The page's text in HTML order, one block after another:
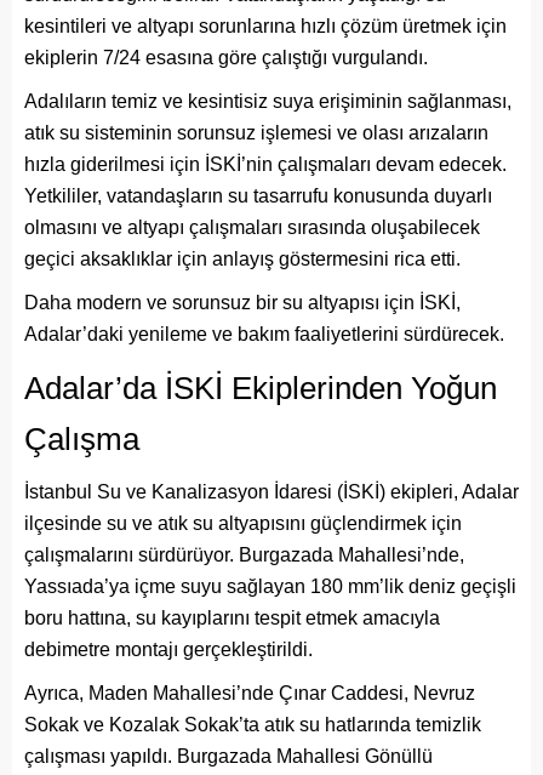
kesintileri ve altyapı sorunlarına hızlı çözüm üretmek için
ekiplerin 7/24 esasına göre çalıştığı vurgulandı.
Adalıların temiz ve kesintisiz suya erişiminin sağlanması,
atık su sisteminin sorunsuz işlemesi ve olası arızaların
hızla giderilmesi için İSKİ’nin çalışmaları devam edecek.
Yetkililer, vatandaşların su tasarrufu konusunda duyarlı
olmasını ve altyapı çalışmaları sırasında oluşabilecek
geçici aksaklıklar için anlayış göstermesini rica etti.
Daha modern ve sorunsuz bir su altyapısı için İSKİ,
Adalar’daki yenileme ve bakım faaliyetlerini sürdürecek.
Adalar’da İSKİ Ekiplerinden Yoğun
Çalışma
İstanbul Su ve Kanalizasyon İdaresi (İSKİ) ekipleri, Adalar
ilçesinde su ve atık su altyapısını güçlendirmek için
çalışmalarını sürdürüyor. Burgazada Mahallesi’nde,
Yassıada’ya içme suyu sağlayan 180 mm’lik deniz geçişli
boru hattına, su kayıplarını tespit etmek amacıyla
debimetre montajı gerçekleştirildi.
Ayrıca, Maden Mahallesi’nde Çınar Caddesi, Nevruz
Sokak ve Kozalak Sokak’ta atık su hatlarında temizlik
çalışması yapıldı. Burgazada Mahallesi Gönüllü